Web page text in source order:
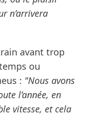
n’arrivera
avant trop
ou
: "Nous avons
l’année, en
vitesse, et cela